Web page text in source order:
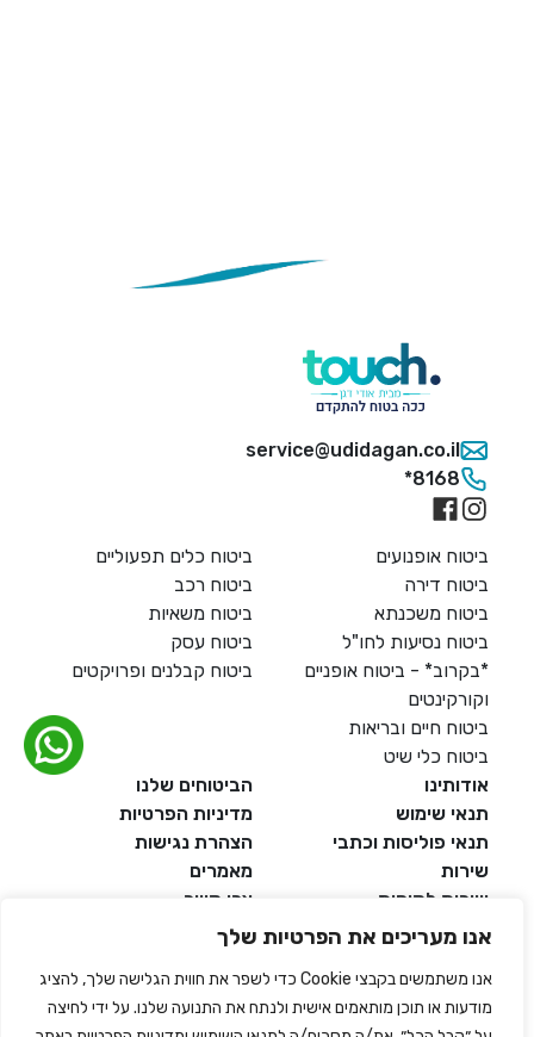
אנו מעריכים את הפרטיות שלך
אנו משתמשים בקבצי Cookie כדי לשפר את חווית הגלישה שלך, להציג
מודעות או תוכן מותאמים אישית ולנתח את התנועה שלנו. על ידי לחיצה
service@udidagan.co.il
*8168
ביטוח אופנועים
ביטוח דירה
ביטוח משכנתא
ביטוח נסיעות לחו"ל
*בקרוב* - ביטוח אופניים
וקורקינטים
ביטוח כלים תפעוליים
ביטוח רכב
ביטוח משאיות
ביטוח עסק
ביטוח קבלנים ופרויקטים
ביטוח חיים ובריאות
ביטוח כלי שיט
אודותינו
תנאי שימוש
תנאי פוליסות וכתבי
שירות
שירות לקוחות
אמנת שירות
הביטוחים שלנו
מדיניות הפרטיות
הצהרת נגישות
מאמרים
צרו קשר
טקסט